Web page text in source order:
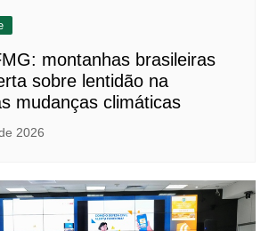
montanhas brasileiras
sobre lentidão na
mudanças climáticas
2026